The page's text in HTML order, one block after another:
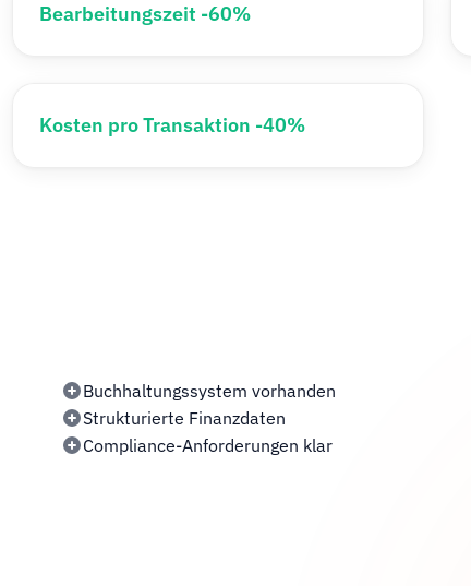
Bearbeitungszeit -60%
Kosten pro Transaktion -40%
Buchhaltungssystem vorhanden
Strukturierte Finanzdaten
Compliance-Anforderungen klar